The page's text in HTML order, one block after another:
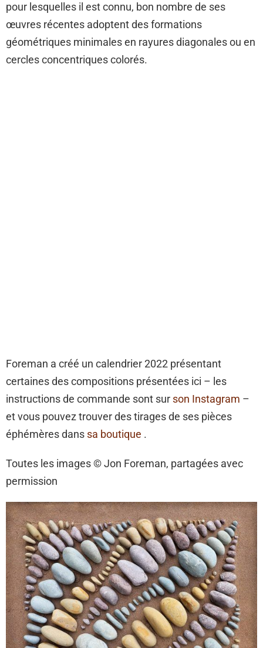
pour lesquelles il est connu, bon nombre de ses
œuvres récentes adoptent des formations
géométriques minimales en rayures diagonales ou en
cercles concentriques colorés.
Foreman a créé un calendrier 2022 présentant
certaines des compositions présentées ici – les
instructions de commande sont sur son Instagram –
et vous pouvez trouver des tirages de ses pièces
éphémères dans sa boutique .
Toutes les images © Jon Foreman, partagées avec
permission